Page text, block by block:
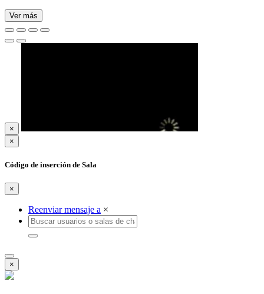
Ver más
×
×
Código de inserción de Sala
×
Reenviar mensaje a ×
×